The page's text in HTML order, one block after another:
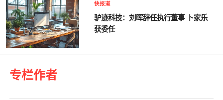
快报道
驴迹科技：刘晖辞任执行董事 卜家乐
获委任
专栏作者